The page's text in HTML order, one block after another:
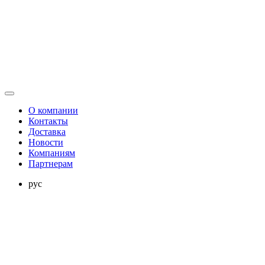
О компании
Контакты
Доставка
Новости
Компаниям
Партнерам
рус